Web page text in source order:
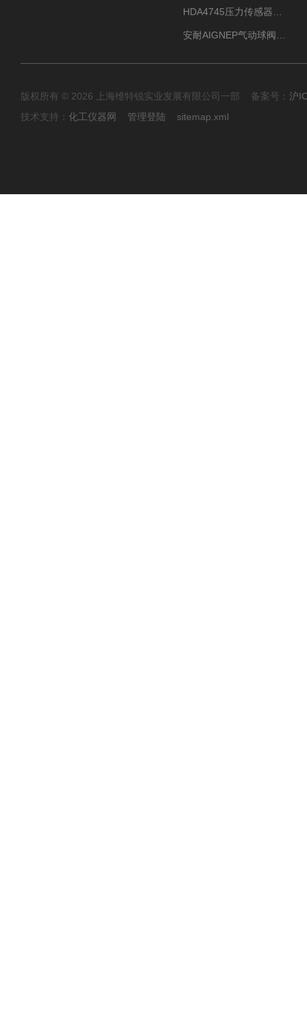
版权所有 © 2026 上海维特锐实业发展有限公司一部 备案号： 沪
技术支持： 化工仪器网 管理登陆 sitemap.xml